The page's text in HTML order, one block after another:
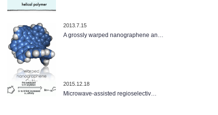
2013.7.15
A grossly warped nanographene an…
2015.12.18
Microwave-assisted regioselectiv…